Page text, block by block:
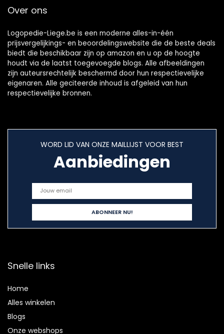
Over ons
Logopedie-Liege.be is een moderne alles-in-één
prijsvergelijkings- en beoordelingswebsite die de beste deals
biedt die beschikbaar zijn op amazon en u op de hoogte
houdt via de laatst toegevoegde blogs. Alle afbeeldingen
zijn auteursrechtelijk beschermd door hun respectievelijke
eigenaren. Alle geciteerde inhoud is afgeleid van hun
respectievelijke bronnen.
WORD LID VAN ONZE MAILLIJST VOOR BEST
Aanbiedingen
Snelle links
Home
Alles winkelen
Blogs
Onze webshops